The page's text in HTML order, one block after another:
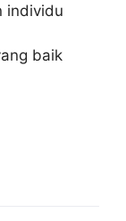
individu
baik